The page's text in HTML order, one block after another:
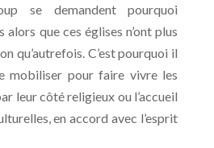
se demandent pourquoi
que ces églises n’ont plus
qu’autrefois. C’est pourquoi il
mobiliser pour faire vivre les
leur côté religieux ou l’accueil
en accord avec l’esprit